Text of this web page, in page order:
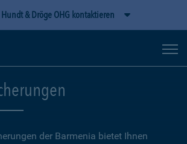
Hundt & Dröge OHG kontaktieren
der Barmenia bietet Ihnen